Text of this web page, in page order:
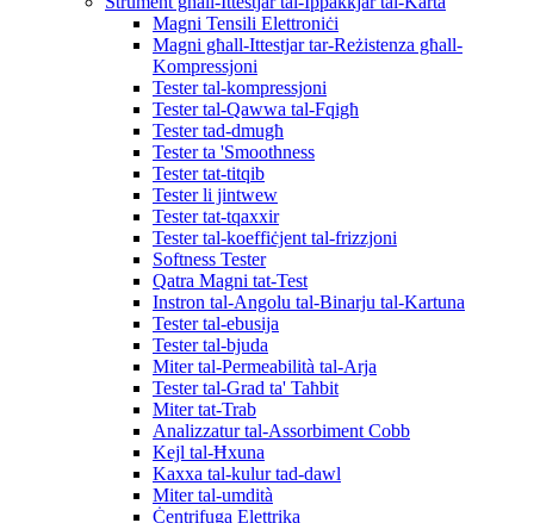
Magni Tensili Elettroniċi
Magni għall-Ittestjar tar-Reżistenza għall-
Kompressjoni
Tester tal-kompressjoni
Tester tal-Qawwa tal-Fqigħ
Tester tad-dmugħ
Tester ta 'Smoothness
Tester tat-titqib
Tester li jintwew
Tester tat-tqaxxir
Tester tal-koeffiċjent tal-frizzjoni
Softness Tester
Qatra Magni tat-Test
Instron tal-Angolu tal-Binarju tal-Kartuna
Tester tal-ebusija
Tester tal-bjuda
Miter tal-Permeabilità tal-Arja
Tester tal-Grad ta' Taħbit
Miter tat-Trab
Analizzatur tal-Assorbiment Cobb
Kejl tal-Ħxuna
Kaxxa tal-kulur tad-dawl
Miter tal-umdità
Ċentrifuga Elettrika